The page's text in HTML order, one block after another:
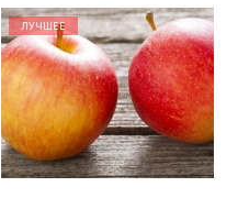
ЛУЧШЕЕ